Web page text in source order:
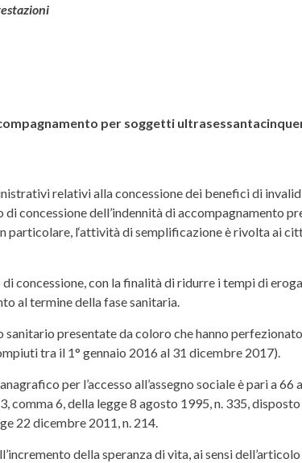
per soggetti
relativi alla concessione dei benefici di
concessione dell’indennità di accompagnamento
particolare, l‘attività di semplificazione è rivolta ai
concessione, con la finalità di ridurre i tempi di
al termine della fase sanitaria.
presentate da coloro che hanno
tra il 1° gennaio 2016 al 31 dicembre 2017).
per l’accesso all’assegno sociale è pari a 66
6, della legge 8 agosto 1995, n. 335,
22 dicembre 2011, n. 214.
della speranza di vita, ai sensi